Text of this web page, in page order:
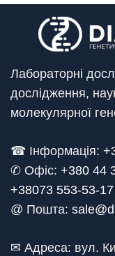
Лабораторні
дослідження,
молекулярної
☎ Інформація:
✆ Офіс: +380 44
+38073 553-53-17
@ Пошта:
✉ Адреса: вул.